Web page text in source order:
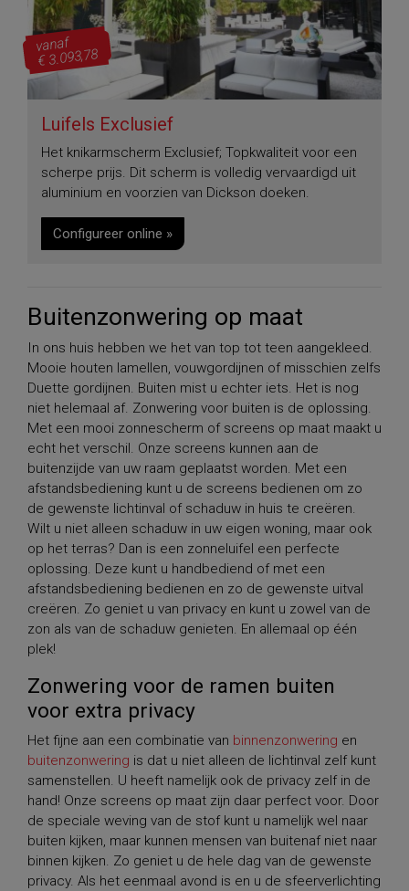
vanaf
€ 3.093,78
Luifels Exclusief
Het knikarmscherm Exclusief; Topkwaliteit voor een
scherpe prijs. Dit scherm is volledig vervaardigd uit
aluminium en voorzien van Dickson doeken.
Configureer online »
Buitenzonwering op maat
In ons huis hebben we het van top tot teen aangekleed.
Mooie houten lamellen, vouwgordijnen of misschien zelfs
Duette gordijnen. Buiten mist u echter iets. Het is nog
niet helemaal af. Zonwering voor buiten is de oplossing.
Met een mooi zonnescherm of screens op maat maakt u
echt het verschil. Onze screens kunnen aan de
buitenzijde van uw raam geplaatst worden. Met een
afstandsbediening kunt u de screens bedienen om zo
de gewenste lichtinval of schaduw in huis te creëren.
Wilt u niet alleen schaduw in uw eigen woning, maar ook
op het terras? Dan is een zonneluifel een perfecte
oplossing. Deze kunt u handbediend of met een
afstandsbediening bedienen en zo de gewenste uitval
creëren. Zo geniet u van privacy en kunt u zowel van de
zon als van de schaduw genieten. En allemaal op één
plek!
Zonwering voor de ramen buiten
voor extra privacy
Het fijne aan een combinatie van binnenzonwering en
buitenzonwering is dat u niet alleen de lichtinval zelf kunt
samenstellen. U heeft namelijk ook de privacy zelf in de
hand! Onze screens op maat zijn daar perfect voor. Door
de speciale weving van de stof kunt u namelijk wel naar
buiten kijken, maar kunnen mensen van buitenaf niet naar
binnen kijken. Zo geniet u de hele dag van de gewenste
privacy. Als het eenmaal avond is en u de sfeerverlichting